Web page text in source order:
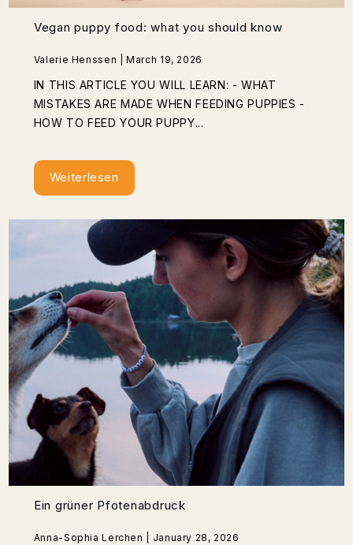
Vegan puppy food: what you should know
Valerie Henssen | March 19, 2026
IN THIS ARTICLE YOU WILL LEARN: - WHAT
MISTAKES ARE MADE WHEN FEEDING PUPPIES -
HOW TO FEED YOUR PUPPY...
Weiterlesen
Ein grüner Pfotenabdruck
Anna-Sophia Lerchen | January 28, 2026